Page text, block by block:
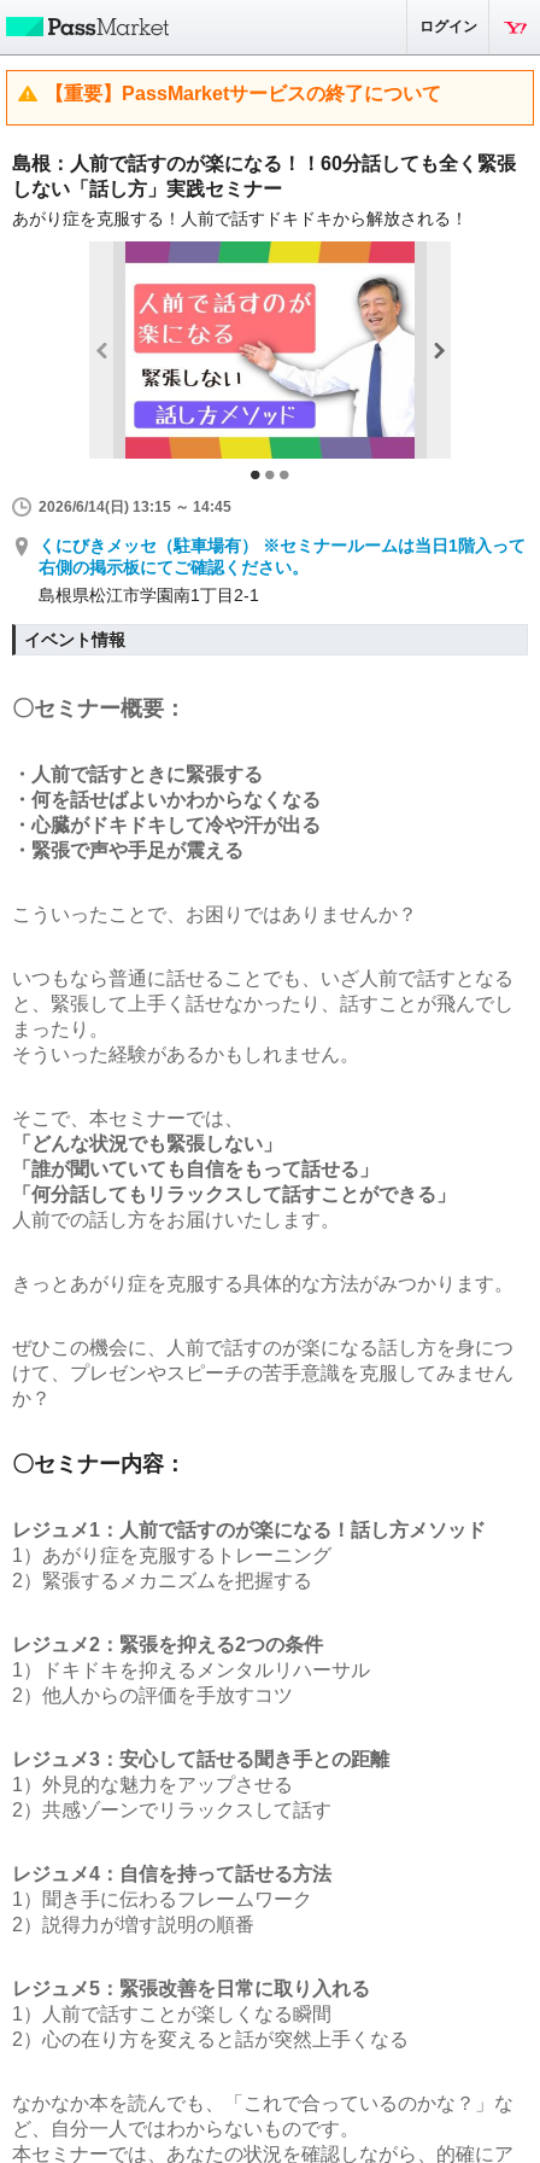
ログイン
【重要】PassMarketサービスの終了について
島根：人前で話すのが楽になる！！60分話しても全く緊張
しない「話し方」実践セミナー
あがり症を克服する！人前で話すドキドキから解放される！
2026/6/14(日) 13:15 ～ 14:45
くにびきメッセ（駐車場有） ※セミナールームは当日1階入って
右側の掲示板にてご確認ください。
島根県松江市学園南1丁目2-1
イベント情報
〇セミナー概要：
・人前で話すときに緊張する
・何を話せばよいかわからなくなる
・心臓がドキドキして冷や汗が出る
・緊張で声や手足が震える
こういったことで、お困りではありませんか？
いつもなら普通に話せることでも、いざ人前で話すとなる
と、緊張して上手く話せなかったり、話すことが飛んでし
まったり。
そういった経験があるかもしれません。
そこで、本セミナーでは、
「どんな状況でも緊張しない」
「誰が聞いていても自信をもって話せる」
「何分話してもリラックスして話すことができる」
人前での話し方をお届けいたします。
きっとあがり症を克服する具体的な方法がみつかります。
ぜひこの機会に、人前で話すのが楽になる話し方を身につ
けて、プレゼンやスピーチの苦手意識を克服してみません
か？
〇セミナー内容：
レジュメ1：人前で話すのが楽になる！話し方メソッド
1）あがり症を克服するトレーニング
2）緊張するメカニズムを把握する
レジュメ2：緊張を抑える2つの条件
1）ドキドキを抑えるメンタルリハーサル
2）他人からの評価を手放すコツ
レジュメ3：安心して話せる聞き手との距離
1）外見的な魅力をアップさせる
2）共感ゾーンでリラックスして話す
レジュメ4：自信を持って話せる方法
1）聞き手に伝わるフレームワーク
2）説得力が増す説明の順番
レジュメ5：緊張改善を日常に取り入れる
1）人前で話すことが楽しくなる瞬間
2）心の在り方を変えると話が突然上手くなる
なかなか本を読んでも、「これで合っているのかな？」な
ど、自分一人ではわからないものです。
本セミナーでは、あなたの状況を確認しながら、的確にア